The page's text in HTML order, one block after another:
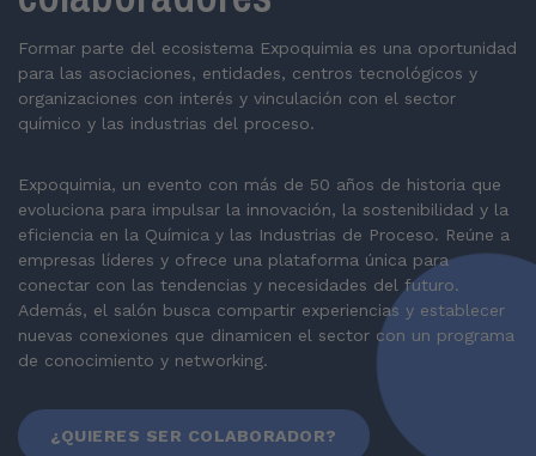
Formar parte del ecosistema Expoquimia es una oportunidad
para las asociaciones, entidades, centros tecnológicos y
organizaciones con interés y vinculación con el sector
químico y las industrias del proceso.
Expoquimia, un evento con más de 50 años de historia que
evoluciona para impulsar la innovación, la sostenibilidad y la
eficiencia en la Química y las Industrias de Proceso. Reúne a
empresas líderes y ofrece una plataforma única para
conectar con las tendencias y necesidades del futuro.
Además, el salón busca compartir experiencias y establecer
nuevas conexiones que dinamicen el sector con un programa
de conocimiento y networking.
¿QUIERES SER COLABORADOR?